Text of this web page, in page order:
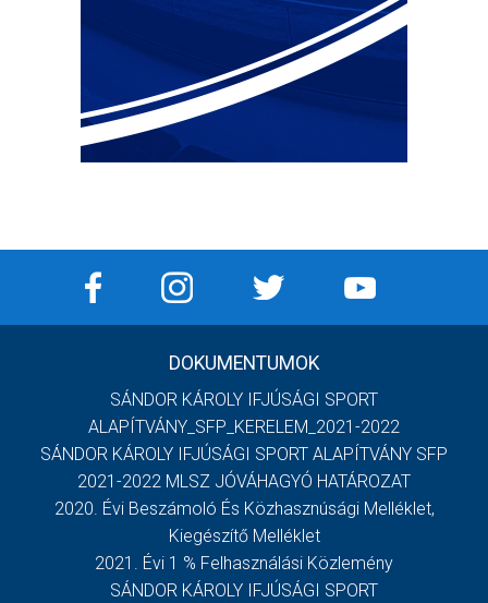
DOKUMENTUMOK
SÁNDOR KÁROLY IFJÚSÁGI SPORT
ALAPÍTVÁNY_SFP_KERELEM_2021-2022
SÁNDOR KÁROLY IFJÚSÁGI SPORT ALAPÍTVÁNY SFP
2021-2022 MLSZ JÓVÁHAGYÓ HATÁROZAT
2020. Évi Beszámoló És Közhasznúsági Melléklet,
Kiegészítő Melléklet
2021. Évi 1 % Felhasználási Közlemény
SÁNDOR KÁROLY IFJÚSÁGI SPORT